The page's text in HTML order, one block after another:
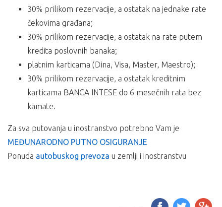
30% prilikom rezervacije, a ostatak na jednake rate
čekovima građana;
30% prilikom rezervacije, a ostatak na rate putem
kredita poslovnih banaka;
platnim karticama (Dina, Visa, Master, Maestro);
30% prilikom rezervacije, a ostatak kreditnim
karticama BANCA INTESE do 6 mesečnih rata bez
kamate.
Za sva putovanja u inostranstvo potrebno Vam je
MEĐUNARODNO PUTNO OSIGURANJE
Ponuda autobuskog prevoza u zemlji i inostranstvu